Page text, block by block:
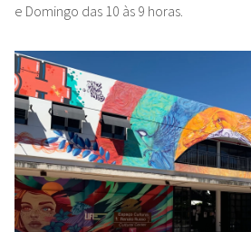
e Domingo das 10 às 9 horas.